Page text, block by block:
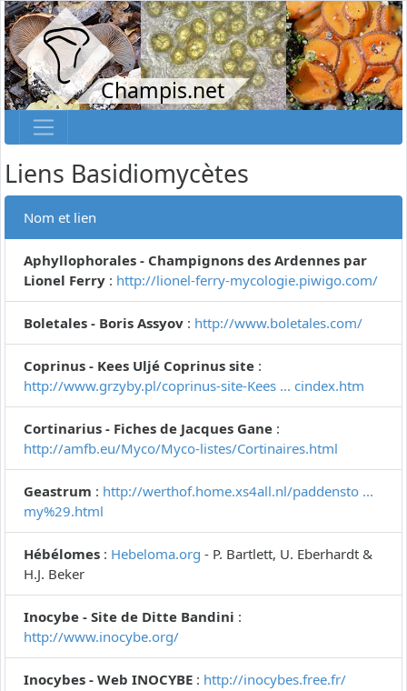
Champis.net
Liens Basidiomycètes
Nom et lien
Aphyllophorales - Champignons des Ardennes par
Lionel Ferry : http://lionel-ferry-mycologie.piwigo.com/
Boletales - Boris Assyov : http://www.boletales.com/
Coprinus - Kees Uljé Coprinus site :
http://www.grzyby.pl/coprinus-site-Kees ... cindex.htm
Cortinarius - Fiches de Jacques Gane :
http://amfb.eu/Myco/Myco-listes/Cortinaires.html
Geastrum : http://werthof.home.xs4all.nl/paddensto ...
my%29.html
Hébélomes : Hebeloma.org - P. Bartlett, U. Eberhardt &
H.J. Beker
Inocybe - Site de Ditte Bandini :
http://www.inocybe.org/
Inocybes - Web INOCYBE : http://inocybes.free.fr/